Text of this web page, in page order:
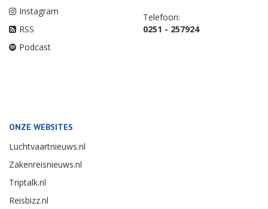
Instagram
RSS
Podcast
Telefoon:
0251 - 257924
ONZE WEBSITES
Luchtvaartnieuws.nl
Zakenreisnieuws.nl
Triptalk.nl
Reisbizz.nl